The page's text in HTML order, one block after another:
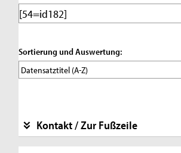
Sortierung und Auswertung:
Kontakt / Zur Fußzeile